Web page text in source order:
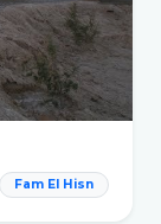
Fam El Hisn